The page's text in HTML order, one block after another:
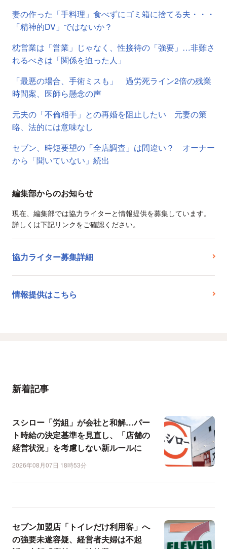
妻の作った「手料理」食べずにゴミ箱に捨てる夫・・・
「精神的DV」ではないか？
枕営業は「営業」じゃなく、性接待の「強要」…非難さ
れるべきは「関係を迫った人」
「最悪の場合、手術ミスも」 過労死ライン2倍の残業
時間案、医師ら懸念の声
元夫の「不倫相手」との再婚を阻止したい 元妻の策
略、法的には意味なし
セブン、時短要望の「全店調査」は間違い？ オーナー
から「聞いていない」続出
編集部からのお知らせ
現在、編集部では協力ライターと情報提供を募集しています。
詳しくは下記リンクをご確認ください。
協力ライター募集詳細
情報提供はこちら
新着記事
スシロー「労組」が会社と和解…パー
ト時給の決定基準を見直し、「店舗の
経営状況」を考慮しない新ルールに
2026年08月07日 18時53分
セブン加盟店「トイレだけ利用客」へ
の強要未遂容疑、経営者夫婦は不起